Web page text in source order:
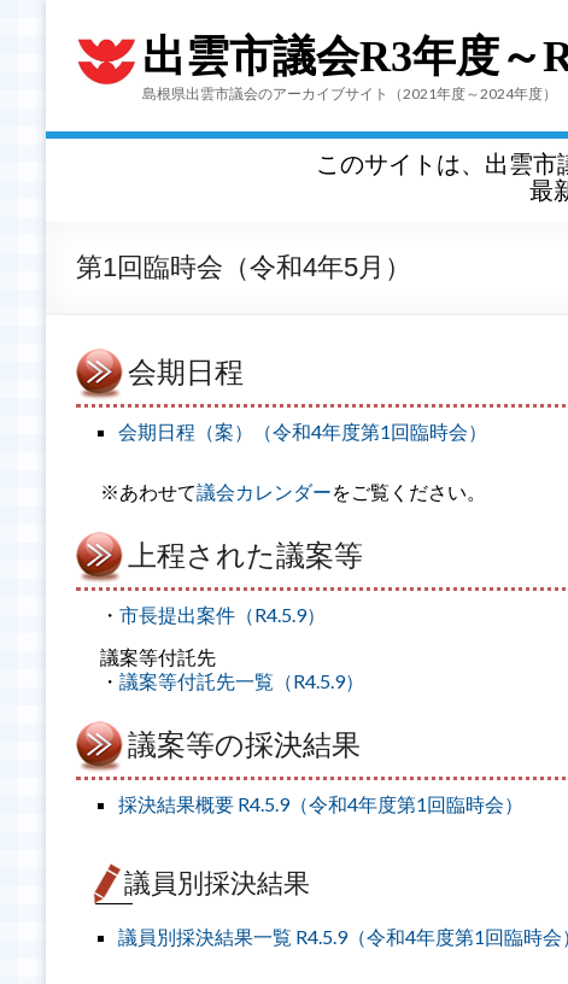
出雲市議会R3年度～
島根県出雲市議会のアーカイブサイト（2021年度～2024年度）
このサイトは、出雲市
最
第1回臨時会（令和4年5月）
会期日程
会期日程（案）（令和4年度第1回臨時会）
※あわせて議会カレンダーをご覧ください。
上程された議案等
・ 市長提出案件（R4.5.9）
議案等付託先
・ 議案等付託先一覧（R4.5.9）
議案等の採決結果
採決結果概要 R4.5.9（令和4年度第1回臨時会）
議員別採決結果
議員別採決結果一覧 R4.5.9（令和4年度第1回臨時会